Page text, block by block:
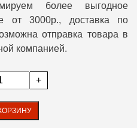
более выгодное
от 3000р., доставка по
отправка товара в
компанией.
+